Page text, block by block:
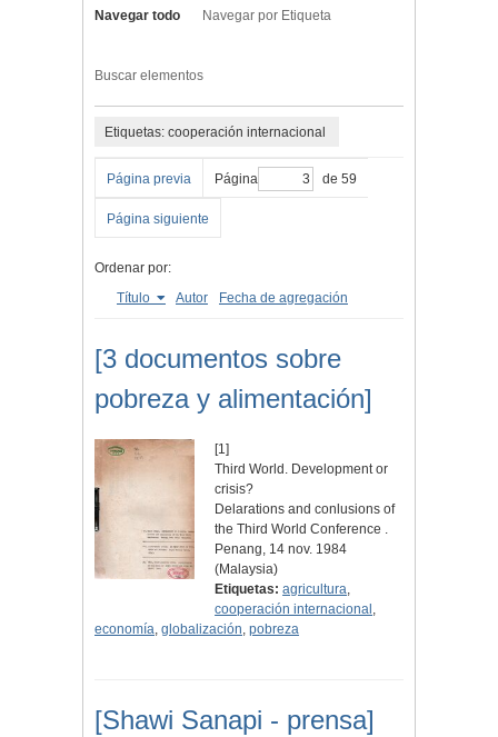
Navegar todo Navegar por Etiqueta
Buscar elementos
Etiquetas: cooperación internacional
Página previa Página de 59
Página siguiente
Ordenar por:
Título
Autor Fecha de agregación
[3 documentos sobre
pobreza y alimentación]
[1]
Third World. Development or
crisis?
Delarations and conlusions of
the Third World Conference .
Penang, 14 nov. 1984
(Malaysia)
Etiquetas: agricultura,
cooperación internacional ,
economía, globalización, pobreza
[Shawi Sanapi - prensa]